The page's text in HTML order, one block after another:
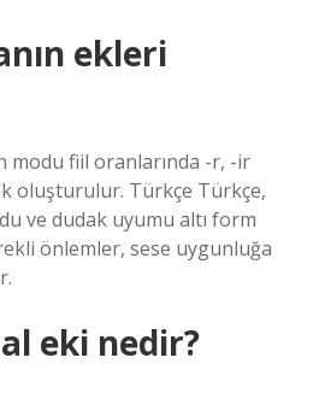
ekleri
modu fiil oranlarında -r, -ir
oluşturulur. Türkçe Türkçe,
ve dudak uyumu altı form
önlemler, sese uygunluğa
eki nedir?